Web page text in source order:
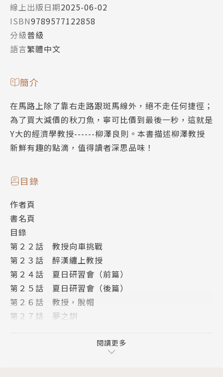
線上出版日期2025-06-02
ISBN9789577122858
分級普級
語言繁體中文
簡介
在馬路上除了靠右走路跟斑馬線外，絕不走任何捷徑；
為了買大減價的秋刀魚，寧可比價到最後一秒，這就是
Y大的經濟學教授------柳澤良則。本書描述柳澤教授
新鮮有趣的點滴，值得讀者深思品味！
目錄
作者頁
書名頁
目錄
第２２話 教授向車挑戰
第２３話 醉漢纏上教授
第２４話 夏日研習會（前篇）
第２５話 夏日研習會（後篇）
第２６話 教授，脫帽
第２７話 夢之訓
第２９話 星星降臨的滑雪場
閱讀更多